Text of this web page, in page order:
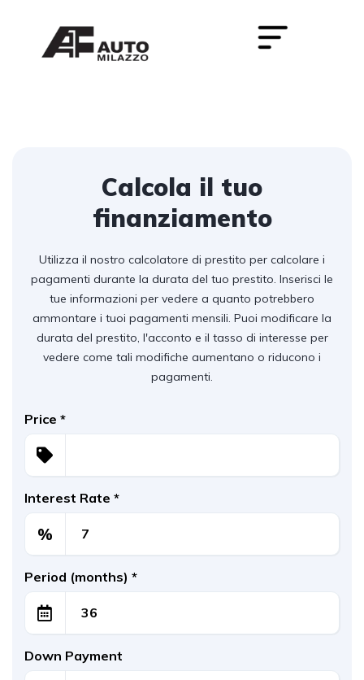
Calcola il tuo
finanziamento
Utilizza il nostro calcolatore di prestito per calcolare i
pagamenti durante la durata del tuo prestito. Inserisci le
tue informazioni per vedere a quanto potrebbero
ammontare i tuoi pagamenti mensili. Puoi modificare la
durata del prestito, l'acconto e il tasso di interesse per
vedere come tali modifiche aumentano o riducono i
pagamenti.
Price *
Interest Rate *
%
Period (months) *
Down Payment